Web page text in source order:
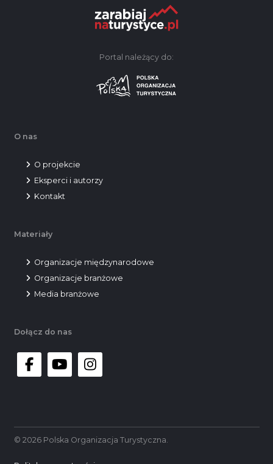
Portal należący do:
O nas
O projekcie
Eksperci i autorzy
Kontakt
Materiały
Organizacje międzynarodowe
Organizacje branżowe
Media branżowe
Dołącz do nas
facebookyoutube instagram
© 2026 Polska Organizacja Turystyczna.